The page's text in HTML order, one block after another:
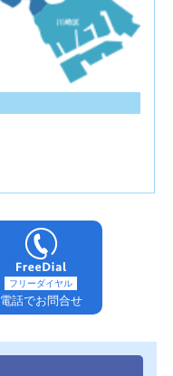
フリーダイヤル
電話でお問合せ